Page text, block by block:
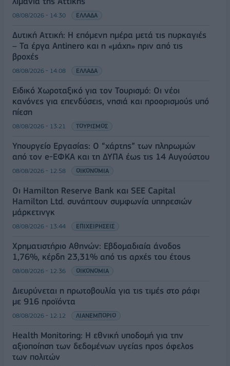
08/08/2026 - 14:30 ΕΛΛΑΔΑ
Δυτική Αττική: Η επόμενη ημέρα μετά τις πυρκαγιές
– Τα έργα Antinero και η «μάχη» πριν από τις
βροχές
08/08/2026 - 14:08 ΕΛΛΑΔΑ
Ειδικό Χωροταξικό για τον Τουρισμό: Οι νέοι
κανόνες για επενδύσεις, νησιά και προορισμούς υπό
πίεση
08/08/2026 - 13:21 ΤΟΥΡΙΣΜΟΣ
Υπουργείο Εργασίας: Ο “χάρτης” των πληρωμών
από τον e-ΕΦΚΑ και τη ΔΥΠΑ έως τις 14 Αυγούστου
08/08/2026 - 12:58 ΟΙΚΟΝΟΜΙΑ
Οι Hamilton Reserve Bank και SEE Capital
Hamilton Ltd. συνάπτουν συμφωνία υπηρεσιών
μάρκετινγκ
08/08/2026 - 13:44 ΕΠΙΧΕΙΡΗΣΕΙΣ
Χρηματιστήριο Αθηνών: Εβδομαδιαία άνοδος
1,76%, κέρδη 23,31% από τις αρχές του έτους
08/08/2026 - 12:36 ΟΙΚΟΝΟΜΙΑ
Διευρύνεται η πρωτοβουλία για τις τιμές στο ράφι
με 916 προϊόντα
08/08/2026 - 12:12 ΛΙΑΝΕΜΠΟΡΙΟ
Health Monitoring: Η εθνική υποδομή για την
αξιοποίηση των δεδομένων υγείας προς όφελος
των πολιτών